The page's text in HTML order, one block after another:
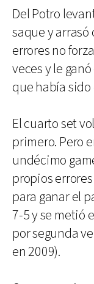
Del Potro
saque y
errores no
veces y le
que había
El cuarto set
primero. Pero
undécimo
propios
para ganar el
7-5 y se metió
por segunda
en 2009).